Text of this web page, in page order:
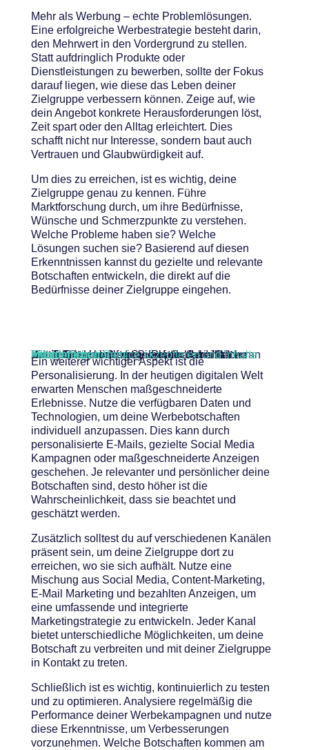
Mehr als Werbung – echte Problemlösungen.
Eine erfolgreiche Werbestrategie besteht darin,
den Mehrwert in den Vordergrund zu stellen.
Statt aufdringlich Produkte oder
Dienstleistungen zu bewerben, sollte der Fokus
darauf liegen, wie diese das Leben deiner
Zielgruppe verbessern können. Zeige auf, wie
dein Angebot konkrete Herausforderungen löst,
Zeit spart oder den Alltag erleichtert. Dies
schafft nicht nur Interesse, sondern baut auch
Vertrauen und Glaubwürdigkeit auf.
Um dies zu erreichen, ist es wichtig, deine
Zielgruppe genau zu kennen. Führe
Marktforschung durch, um ihre Bedürfnisse,
Wünsche und Schmerzpunkte zu verstehen.
Welche Probleme haben sie? Welche
Lösungen suchen sie? Basierend auf diesen
Erkenntnissen kannst du gezielte und relevante
Botschaften entwickeln, die direkt auf die
Bedürfnisse deiner Zielgruppe eingehen.
Sie sehen gerade einen Platzhalterinhalt von
YouTube
. Um auf den eigentlichen Inhalt zuzugreifen, klicken Sie auf die Schaltfläche unten. Bitte beachten Sie, dass dabei Daten an Drittanbieter weitergegeben werden.
Mehr Informationen
Inhalt entsperren
Erforderlichen Service akzeptieren und Inhalte entsperren
Ein weiterer wichtiger Aspekt ist die
Personalisierung. In der heutigen digitalen Welt
erwarten Menschen maßgeschneiderte
Erlebnisse. Nutze die verfügbaren Daten und
Technologien, um deine Werbebotschaften
individuell anzupassen. Dies kann durch
personalisierte E-Mails, gezielte Social Media
Kampagnen oder maßgeschneiderte Anzeigen
geschehen. Je relevanter und persönlicher deine
Botschaften sind, desto höher ist die
Wahrscheinlichkeit, dass sie beachtet und
geschätzt werden.
Zusätzlich solltest du auf verschiedenen Kanälen
präsent sein, um deine Zielgruppe dort zu
erreichen, wo sie sich aufhält. Nutze eine
Mischung aus Social Media, Content-Marketing,
E-Mail Marketing und bezahlten Anzeigen, um
eine umfassende und integrierte
Marketingstrategie zu entwickeln. Jeder Kanal
bietet unterschiedliche Möglichkeiten, um deine
Botschaft zu verbreiten und mit deiner Zielgruppe
in Kontakt zu treten.
Schließlich ist es wichtig, kontinuierlich zu testen
und zu optimieren. Analysiere regelmäßig die
Performance deiner Werbekampagnen und nutze
diese Erkenntnisse, um Verbesserungen
vorzunehmen. Welche Botschaften kommen am